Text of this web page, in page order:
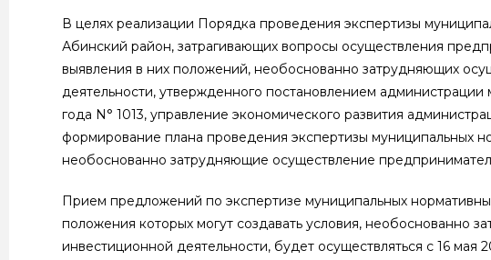
В целях реализации Порядка проведения экспертизы
Абинский район, затрагивающих вопросы осуществления
выявления в них положений, необоснованно затрудняющих
деятельности, утвержденного постановлением
года N° 1013, управление экономического развития
формирование плана проведения экспертизы муниципальных
необоснованно затрудняющие осуществление
Прием предложений по экспертизе муниципальных
положения которых могут создавать условия, необоснованно
инвестиционной деятельности, будет осуществляться с 16